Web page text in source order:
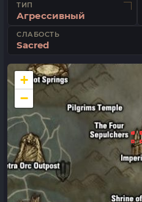
ТИП
Агрессивный
СЛАБОСТЬ
Sacred
+
−